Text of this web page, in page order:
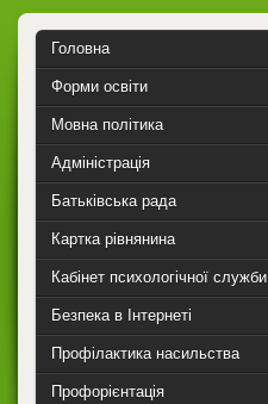
Головна
Форми освіти
Мовна політика
Адміністрація
Батьківська рада
Картка рівнянина
Кабінет психологічної служби
Безпека в Інтернеті
Профілактика насильства
Профорієнтація